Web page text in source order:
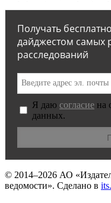
Получать
дайджестом самых
расследований
Я даю согласие на
данных.
© 2014–2026 АО
ведомости». Сделано в